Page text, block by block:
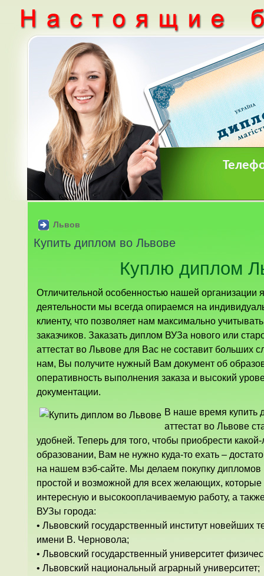
Львов
Купить диплом во Львове
Куплю диплом
Отличительной особенностью нашей организации
деятельности мы всегда опираемся на
клиенту, что позволяет нам максимально
заказчиков. Заказать диплом ВУЗа нового или
аттестат во Львове для Вас не составит больших
нам, Вы получите нужный Вам документ об
оперативность выполнения заказа и высокий
документации.
В наше время купить
аттестат во Львове
удобней. Теперь для того, чтобы приобрести
образовании, Вам не нужно куда-то ехать –
на нашем вэб-сайте. Мы делаем покупку дипломов
простой и возможной для всех желающих, которые
интересную и высокооплачиваемую работу, а
ВУЗы города:
• Львовский государственный институт новейших
имени В. Черновола;
• Львовский государственный университет
• Львовский национальный аграрный университет;